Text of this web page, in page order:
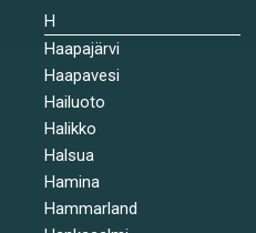
H
Haapajärvi
Haapavesi
Hailuoto
Halikko
Halsua
Hamina
Hammarland